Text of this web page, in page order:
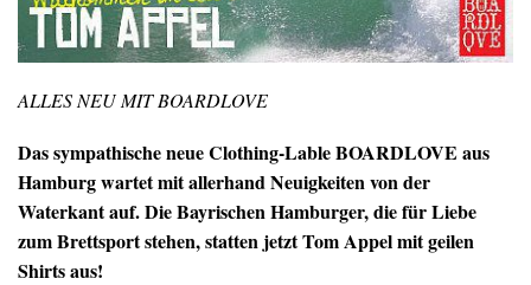
ALLES NEU MIT BOARDLOVE
Das sympathische neue Clothing-Lable BOARDLOVE aus
Hamburg wartet mit allerhand Neuigkeiten von der
Waterkant auf. Die Bayrischen Hamburger, die für Liebe
zum Brettsport stehen, statten jetzt Tom Appel mit geilen
Shirts aus!